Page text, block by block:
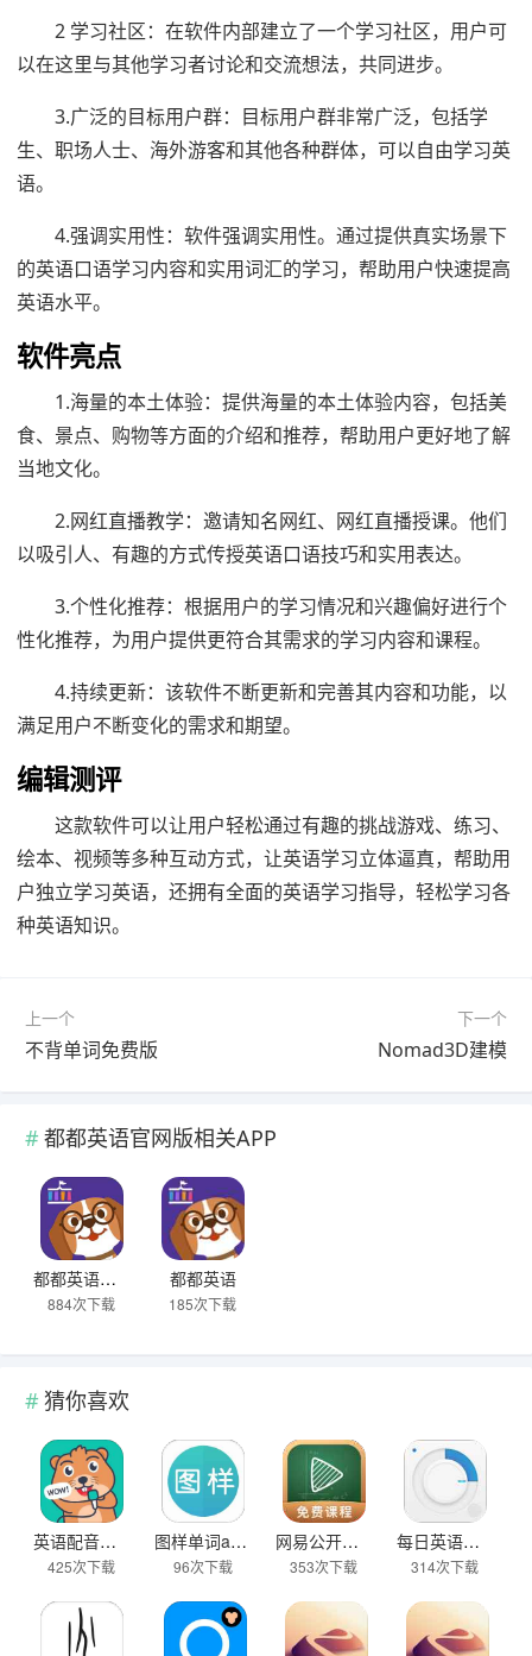
2 学习社区：在软件内部建立了一个学习社区，用户可
以在这里与其他学习者讨论和交流想法，共同进步。
3.广泛的目标用户群：目标用户群非常广泛，包括学
生、职场人士、海外游客和其他各种群体，可以自由学习英
语。
4.强调实用性：软件强调实用性。通过提供真实场景下
的英语口语学习内容和实用词汇的学习，帮助用户快速提高
英语水平。
软件亮点
1.海量的本土体验：提供海量的本土体验内容，包括美
食、景点、购物等方面的介绍和推荐，帮助用户更好地了解
当地文化。
2.网红直播教学：邀请知名网红、网红直播授课。他们
以吸引人、有趣的方式传授英语口语技巧和实用表达。
3.个性化推荐：根据用户的学习情况和兴趣偏好进行个
性化推荐，为用户提供更符合其需求的学习内容和课程。
4.持续更新：该软件不断更新和完善其内容和功能，以
满足用户不断变化的需求和期望。
编辑测评
这款软件可以让用户轻松通过有趣的挑战游戏、练习、
绘本、视频等多种互动方式，让英语学习立体逼真，帮助用
户独立学习英语，还拥有全面的英语学习指导，轻松学习各
种英语知识。
上一个
不背单词免费版
下一个
Nomad3D建模
都都英语官网版相关APP
都都英语官网版
884次下载
都都英语
185次下载
猜你喜欢
英语配音狂客户端
425次下载
图样单词app无限背
96次下载
网易公开课官网首页
353次下载
每日英语听力免费版最新版
314次下载